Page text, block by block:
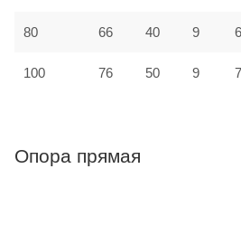
80 66 40 9
100 76 50 9
Опора прямая